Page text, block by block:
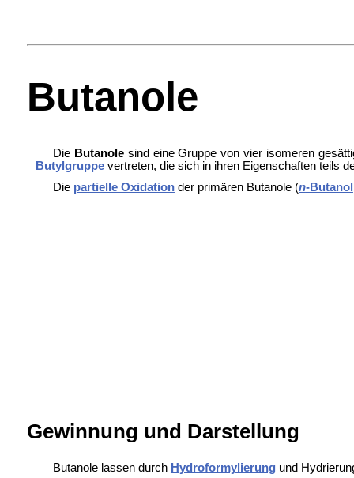
Butanole
Die Butanolesind eine Gruppe von vier isomeren
Butylgruppevertreten, die sich in ihren Eigenschaften teils
Die partielle Oxidationder primären Butanole (n-Butanol
Gewinnung und Darstellung
Butanole lassen durch Hydroformylierungund